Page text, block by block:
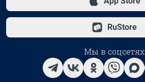
RuStore
Мы в соцсетях